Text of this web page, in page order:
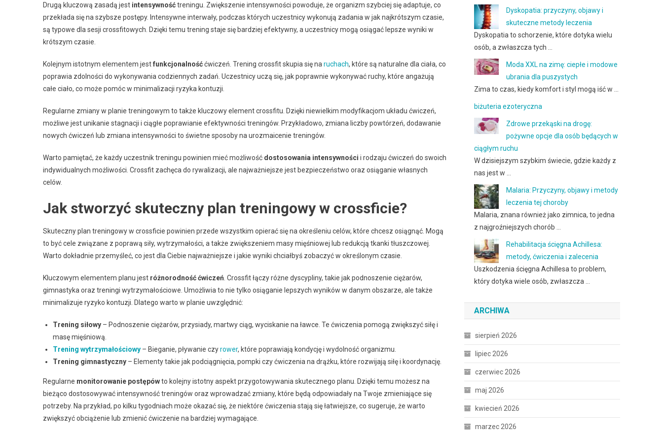
Drugą kluczową zasadą jest intensywnośćtreningu. Zwiększenie intensywności powoduje, że organizm szybciej się adaptuje, co
przekłada się na szybsze postępy. Intensywne interwały, podczas których uczestnicy wykonują zadania w jak najkrótszym czasie,
są typowe dla sesji crossfitowych. Dzięki temu trening staje się bardziej efektywny, a uczestnicy mogą osiągać lepsze wyniki w
krótszym czasie.
Kolejnym istotnym elementem jestfunkcjonalnośććwiczeń. Trening crossfit skupia się na ruchach, które są naturalne dla ciała, co
poprawia zdolności do wykonywania codziennych zadań. Uczestnicy uczą się, jak poprawnie wykonywać ruchy, które angażują
całe ciało, co może pomóc w minimalizacji ryzyka kontuzji.
Regularne zmiany w planie treningowym to także kluczowy element crossfitu. Dzięki niewielkim modyfikacjom układu ćwiczeń,
możliwe jest unikanie stagnacji i ciągłe poprawianie efektywności treningów. Przykładowo, zmiana liczby powtórzeń, dodawanie
nowych ćwiczeń lub zmiana intensywności to świetne sposoby na urozmaicenie treningów.
Warto pamiętać, że każdy uczestnik treningu powinien mieć możliwość dostosowania intensywności i rodzaju ćwiczeń do swoich
indywidualnych możliwości. Crossfit zachęca do rywalizacji, ale najważniejsze jest bezpieczeństwo oraz osiąganie własnych
celów.
Jak stworzyć skuteczny plan treningowy w crossficie?
Skuteczny plan treningowy w crossficie powinien przede wszystkim opierać się na określeniu celów, które chcesz osiągnąć. Mogą
to być cele związane z poprawą siły, wytrzymałości, a także zwiększeniem masy mięśniowej lub redukcją tkanki tłuszczowej.
Warto dokładnie przemyśleć, co jest dla Ciebie najważniejsze i jakie wyniki chciałbyś zobaczyć w określonym czasie.
Kluczowym elementem planu jest różnorodność ćwiczeń . Crossfit łączy różne dyscypliny, takie jak podnoszenie ciężarów,
gimnastyka oraz treningi wytrzymałościowe. Umożliwia to nie tylko osiąganie lepszych wyników w danym obszarze, ale także
minimalizuje ryzyko kontuzji. Dlatego warto w planie uwzględnić:
Trening siłowy – Podnoszenie ciężarów, przysiady, martwy ciąg, wyciskanie na ławce. Te ćwiczenia pomogą zwiększyć siłę i
masę mięśniową.
Trening wytrzymałościowy – Bieganie, pływanie czyrower, które poprawiają kondycję i wydolność organizmu.
Trening gimnastyczny – Elementy takie jak podciągnięcia, pompki czy ćwiczenia na drążku, które rozwijają siłę i koordynację.
Regularne monitorowanie postępówto kolejny istotny aspekt przygotowywania skutecznego planu. Dzięki temu możesz na
bieżąco dostosowywać intensywność treningów oraz wprowadzać zmiany, które będą odpowiadały na Twoje zmieniające się
potrzeby. Na przykład, po kilku tygodniach może okazać się, że niektóre ćwiczenia stają się łatwiejsze, co sugeruje, że warto
zwiększyć obciążenie lub zmienić ćwiczenie na bardziej wymagające.
Dyskopatia: przyczyny, objawy i
skuteczne metody leczenia
Dyskopatia to schorzenie, które dotyka wielu
osób, a zwłaszcza tych …
Moda XXL na zimę: ciepłe i modowe
ubrania dla puszystych
Zima to czas, kiedy komfort i styl mogą iść w …
biżuteria ezoteryczna
Zdrowe przekąski na drogę:
pożywne opcje dla osób będących w
ciągłym ruchu
W dzisiejszym szybkim świecie, gdzie każdy z
nas jest w …
Malaria: Przyczyny, objawy i metody
leczenia tej choroby
Malaria, znana również jako zimnica, to jedna
z najgroźniejszych chorób …
Rehabilitacja ścięgna Achillesa:
metody, ćwiczenia i zalecenia
Uszkodzenia ścięgna Achillesa to problem,
który dotyka wiele osób, zwłaszcza …
ARCHIWA
sierpień 2026
lipiec 2026
czerwiec 2026
maj 2026
kwiecień 2026
marzec 2026